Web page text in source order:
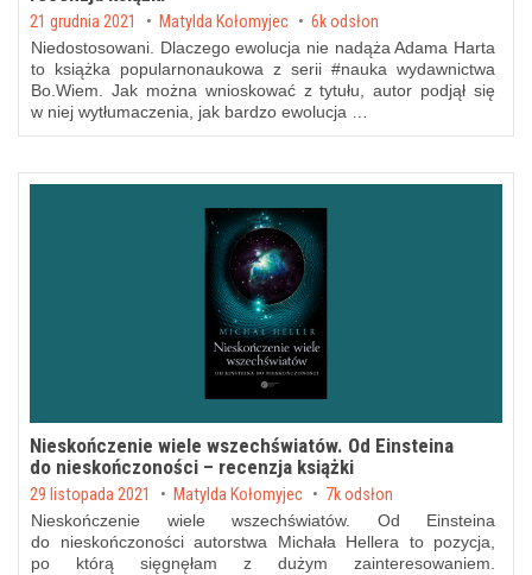
Posted on
21 grudnia 2021 byMatylda Kołomyjec 6k odsłon
Niedostosowani. Dlaczego ewolucja nie nadąża Adama Harta
to książka popularnonaukowa z serii #nauka wydawnictwa
Bo.Wiem. Jak można wnioskować z tytułu, autor podjął się
w niej wytłumaczenia, jak bardzo ewolucja …
Nieskończenie wiele wszechświatów. Od Einsteina
do nieskończoności – recenzja książki
Posted on
29 listopada 2021 by Matylda Kołomyjec 7k odsłon
Nieskończenie wiele wszechświatów. Od Einsteina
do nieskończoności autorstwa Michała Hellera to pozycja,
po którą sięgnęłam z dużym zainteresowaniem.